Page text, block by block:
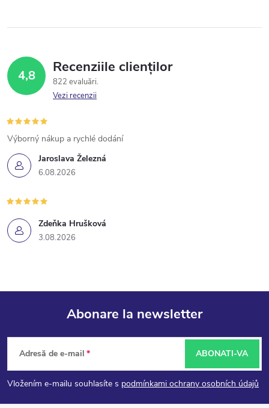
4,8 Recenziile clienților
822 evaluări
Vezi recenzii
Jaroslava Železná
6.08.2026
Výborný nákup a rychlé dodání
Zdeňka Hrušková
3.08.2026
S
u
Abonare la newsletter
Adresă de e-mail
Vložením e-mailu souhlasíte s podmínkami ochrany osobních údajů
ABONATI-VA